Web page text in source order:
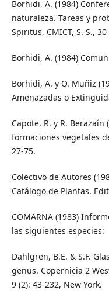
Borhidi, A. (1984)
naturaleza. Tareas y
Spiritus, CMICT, S. S.,
Borhidi, A. (1984)
Borhidi, A. y O. Muñiz
Amenazadas o
Capote, R. y R. Berazaín
formaciones vegetales
27-75.
Colectivo de Autores
Catálogo de Plantas.
COMARNA (1983)
las siguientes especies:
Dahlgren, B.E. & S.F.
genus. Copernicia 2
9 (2): 43-232, New York.